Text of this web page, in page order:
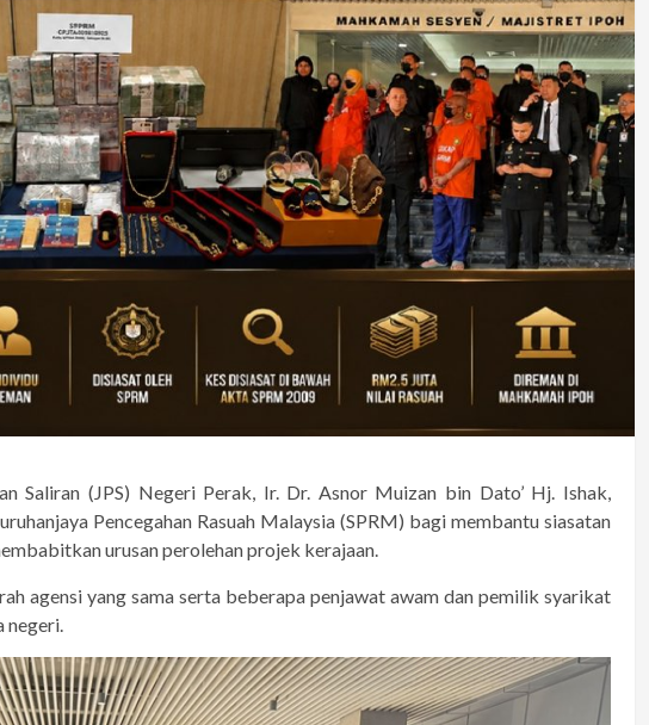
Saliran (JPS) Negeri Perak, Ir. Dr. Asnor Muizan bin Dato’ Hj. Ishak,
Pencegahan Rasuah Malaysia (SPRM) bagi membantu siasatan
urusan perolehan projek kerajaan.
agensi yang sama serta beberapa penjawat awam dan pemilik syarikat
negeri.